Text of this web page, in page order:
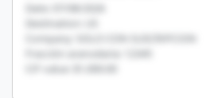
Date: 07/08/2026
Destination: US
Company: SOLO CON SUSCRIPCION
Fracción arancelaria: 12345
CIF value: $1,000.00